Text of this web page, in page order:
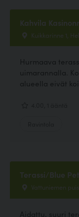
Kahvila
Kuikkarinne 1,
Hurmaava
uimarannalla.
alueella eivät
Terassi/Blue
Vattuniemen
Aidattu, suuri